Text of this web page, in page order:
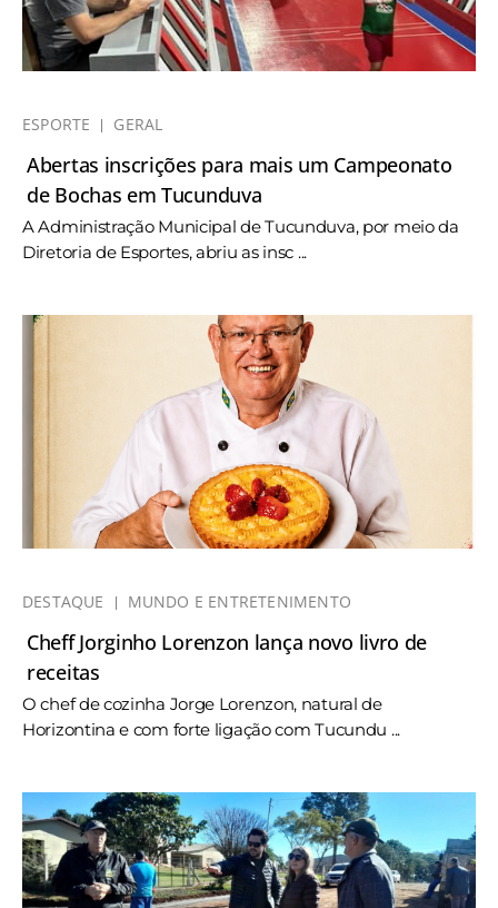
ESPORTE GERAL
Abertas inscrições para mais um Campeonato
de Bochas em Tucunduva
A Administração Municipal de Tucunduva, por meio da
Diretoria de Esportes, abriu as insc ...
DESTAQUE MUNDO E ENTRETENIMENTO
Cheff Jorginho Lorenzon lança novo livro de
receitas
O chef de cozinha Jorge Lorenzon, natural de
Horizontina e com forte ligação com Tucundu ...